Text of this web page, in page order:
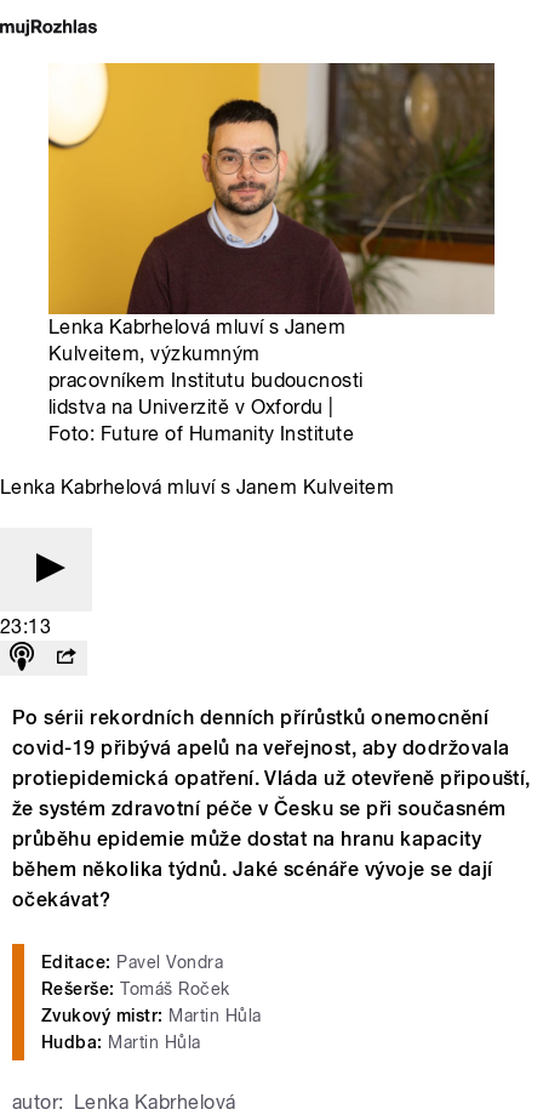
Lenka Kabrhelová mluví s Janem
Kulveitem, výzkumným
pracovníkem Institutu budoucnosti
lidstva na Univerzitě v Oxfordu |
Foto: Future of Humanity Institute
Lenka Kabrhelová mluví s Janem Kulveitem
23:13
Po sérii rekordních denních přírůstků onemocnění
covid-19 přibývá apelů na veřejnost, aby dodržovala
protiepidemická opatření. Vláda už otevřeně připouští,
že systém zdravotní péče v Česku se při současném
průběhu epidemie může dostat na hranu kapacity
během několika týdnů. Jaké scénáře vývoje se dají
očekávat?
Editace: Pavel Vondra
Rešerše: Tomáš Roček
Zvukový mistr: Martin Hůla
Hudba: Martin Hůla
autor: Lenka Kabrhelová